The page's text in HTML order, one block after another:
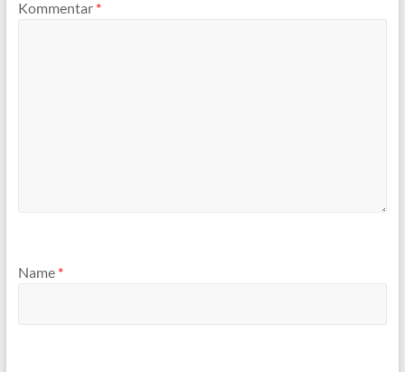
Kommentar *
Name *